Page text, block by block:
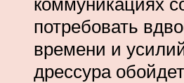
потребовать
времени и
дрессура